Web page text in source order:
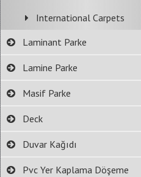
International Carpets
Laminant Parke
Lamine Parke
Masif Parke
Deck
Duvar Kağıdı
Pvc Yer Kaplama Döşeme